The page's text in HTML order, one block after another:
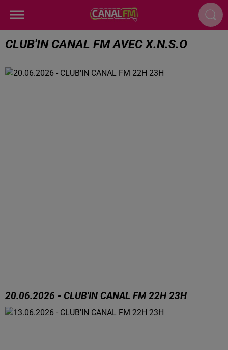
CLUB'IN CANAL FM AVEC X.N.S.O
20.06.2026 - CLUB'IN CANAL FM 22H 23H
20.06.2026 - CLUB'IN CANAL FM 22H 23H